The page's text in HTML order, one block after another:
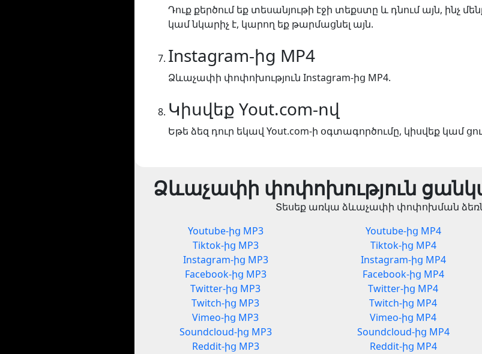
Դուք քերծում եք տեսանյութի էջի տեքստը և դնում այն, ինչ
կամ նկարիչ է, կարող եք թարմացնել այն.
Instagram-ից MP4
Ձևաչափի փոփոխություն Instagram-ից MP4.
Կիսվեք Yout.com-ով
Եթե ձեզ դուր եկավ Yout.com-ի օգտագործումը, կիսվեք կամ
Ձևաչափի փոփոխություն
Տեսեք առկա ձևաչափի փոփոխման
Youtube-ից MP3
Tiktok-ից MP3
Instagram-ից MP3
Facebook-ից MP3
Twitter-ից MP3
Twitch-ից MP3
Vimeo-ից MP3
Soundcloud-ից MP3
Reddit-ից MP3
Youtube-ից MP4
Tiktok-ից MP4
Instagram-ից MP4
Facebook-ից MP4
Twitter-ից MP4
Twitch-ից MP4
Vimeo-ից MP4
Soundcloud-ից MP4
Reddit-ից MP4